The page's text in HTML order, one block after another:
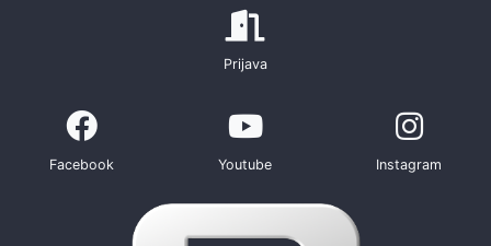
Prijava
Facebook Youtube Instagram